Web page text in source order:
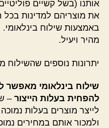
אותנו (בשל קשיים
את מוצריהם למדינות בכל
באמצעות שילוח
מהיר ויעיל.
יתרונות נוספים שהשילוח
שילוח בינלאומי מאפשר
להפחית בעלות הייצור –
לייצר מוצרים בעלות
ולמכור אותם במחירים